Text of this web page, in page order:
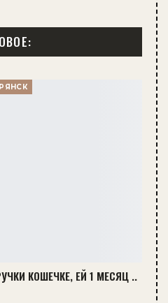
КОШЕЧКЕ, ЕЙ 1 МЕСЯЦ ..